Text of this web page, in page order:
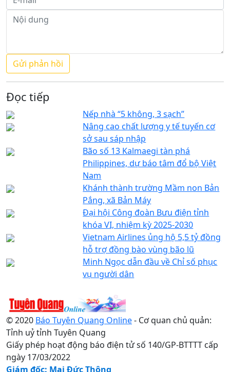
Đọc tiếp
Nếp nhà “5 không, 3 sạch”
Nâng cao chất lượng y tế tuyến cơ
sở sau sáp nhập
Bão số 13 Kalmaegi tàn phá
Philippines, dự báo tâm đổ bộ Việt
Nam
Khánh thành trường Mầm non Bản
Pắng, xã Bản Máy
Đại hội Công đoàn Bưu điện tỉnh
khóa VI, nhiệm kỳ 2025-2030
Vietnam Airlines ủng hộ 5,5 tỷ đồng
hỗ trợ đồng bào vùng bão lũ
Minh Ngọc dẫn đầu về Chỉ số phục
vụ người dân
© 2020 Báo Tuyên Quang Online- Cơ quan chủ quản:
Tỉnh uỷ tỉnh Tuyên Quang
Giấy phép hoạt động báo điện tử số 140/GP-BTTTT cấp
ngày 17/03/2022
Giám đốc: Mai Đức Thông